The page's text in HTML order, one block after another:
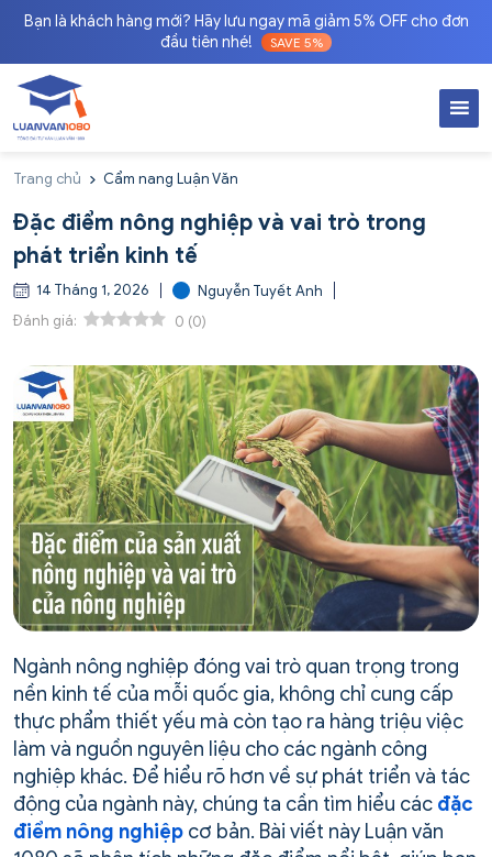
Bạn là khách hàng mới? Hãy lưu ngay mã giảm 5% OFF cho đơn
đầu tiên nhé!
SAVE 5%
Trang chủ Cẩm nang Luận Văn
Đặc điểm nông nghiệp và vai trò trong
phát triển kinh tế
14 Tháng 1, 2026
Nguyễn Tuyết Anh
Đánh giá:
0 (0)
Ngành nông nghiệp đóng vai trò quan trọng trong
nền kinh tế của mỗi quốc gia, không chỉ cung cấp
thực phẩm thiết yếu mà còn tạo ra hàng triệu việc
làm và nguồn nguyên liệu cho các ngành công
nghiệp khác. Để hiểu rõ hơn về sự phát triển và tác
động của ngành này, chúng ta cần tìm hiểu các đặc
điểm nông nghiệp cơ bản. Bài viết này Luận văn